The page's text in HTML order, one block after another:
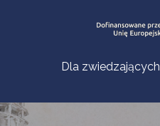
Dla zwiedzających